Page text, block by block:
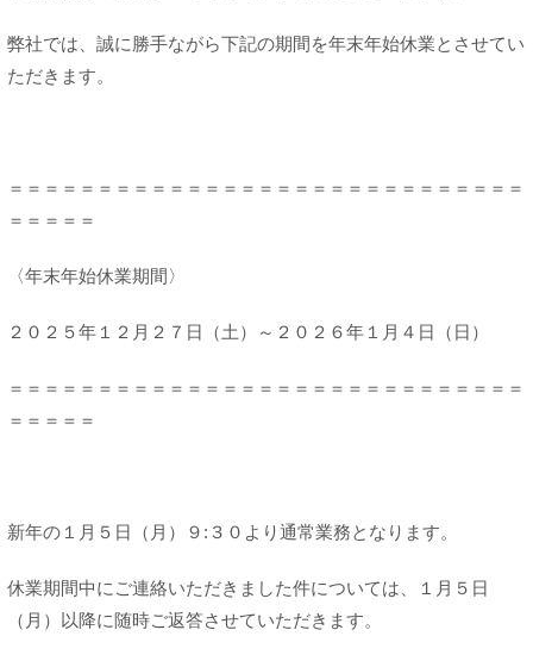
弊社では、誠に勝手ながら下記の期間を年末年始休業とさせてい
ただきます。
＝＝＝＝＝＝＝＝＝＝＝＝＝＝＝＝＝＝＝＝＝＝＝＝＝＝＝＝＝
＝＝＝＝＝
〈年末年始休業期間〉
２０２５年１２月２７日（土）～２０２６年１月４日（日）
＝＝＝＝＝＝＝＝＝＝＝＝＝＝＝＝＝＝＝＝＝＝＝＝＝＝＝＝＝
＝＝＝＝＝
新年の１月５日（月）９:３０より通常業務となります。
休業期間中にご連絡いただきました件については、１月５日
（月）以降に随時ご返答させていただきます。